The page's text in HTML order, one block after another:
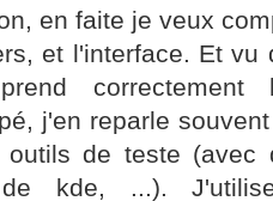
en faite je veux
et l'interface. Et vu
j'en reparle
de teste (avec
kde, ...).